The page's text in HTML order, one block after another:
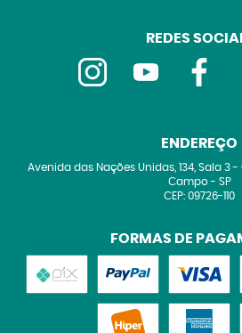
REDES
ENDEREÇO
Avenida das Nações Unidas, 134, Sala 3-
Campo- SP
CEP: 09726-110
FORMAS DE